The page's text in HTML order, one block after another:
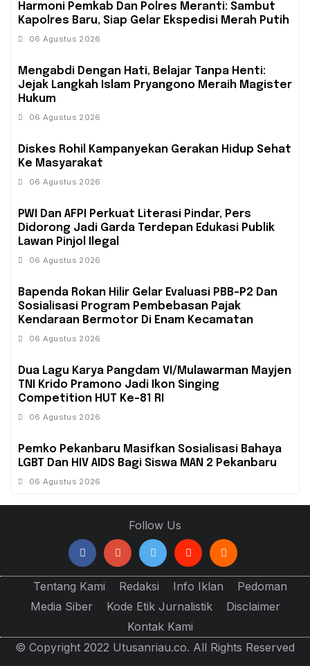
Harmoni Pemkab Dan Polres Meranti: Sambut
Kapolres Baru, Siap Gelar Ekspedisi Merah Putih
06 Agustus 2026
Mengabdi Dengan Hati, Belajar Tanpa Henti:
Jejak Langkah Islam Pryangono Meraih Magister
Hukum
06 Agustus 2026
Diskes Rohil Kampanyekan Gerakan Hidup Sehat
Ke Masyarakat
06 Agustus 2026
PWI Dan AFPI Perkuat Literasi Pindar, Pers
Didorong Jadi Garda Terdepan Edukasi Publik
Lawan Pinjol Ilegal
06 Agustus 2026
Bapenda Rokan Hilir Gelar Evaluasi PBB-P2 Dan
Sosialisasi Program Pembebasan Pajak
Kendaraan Bermotor Di Enam Kecamatan
06 Agustus 2026
Dua Lagu Karya Pangdam VI/Mulawarman Mayjen
TNI Krido Pramono Jadi Ikon Singing
Competition HUT Ke-81 RI
06 Agustus 2026
‎Pemko Pekanbaru Masifkan Sosialisasi Bahaya
LGBT Dan HIV AIDS Bagi Siswa MAN 2 Pekanbaru
06 Agustus 2026
Follow Us
Tentang Kami Redaksi Info Iklan
Pedoman
Media Siber
Kode Etik Jurnalistik
Disclaimer
Kontak Kami
© Copyright 2022 Utusanriau.co. All Rights Reserved